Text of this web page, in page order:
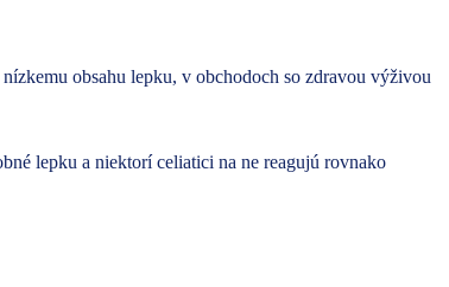
obsahu lepku, v obchodoch so zdravou výživou
lepku a niektorí celiatici na ne reagujú rovnako